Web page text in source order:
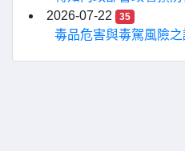
2026-07-22
35
毒品危害與毒駕風險